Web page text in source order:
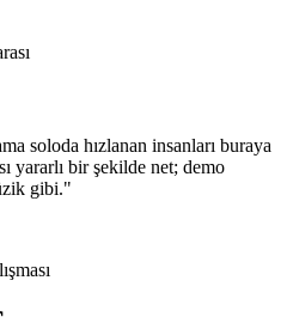
soloda hızlanan insanları buraya
yararlı bir şekilde net; demo
gibi."